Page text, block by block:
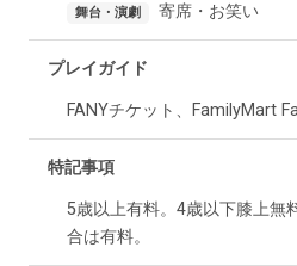
舞台・演劇 寄席・お笑い
プレイガイド
FANYチケット、FamilyMart
特記事項
5歳以上有料。4歳以下膝上無
合は有料。